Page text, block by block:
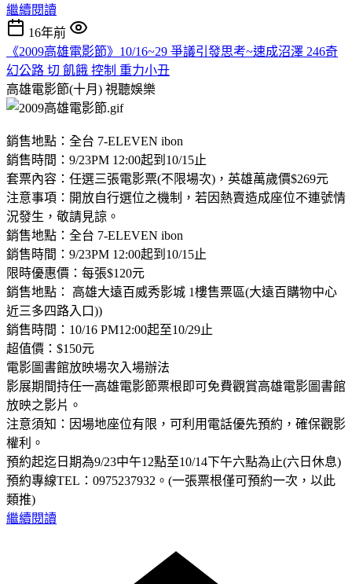
繼續閱讀
16年前
《2009高雄電影節》10/16~29 爭議引發思考~速成沼澤 246奇
幻公路 切 飢餓 控制 重力小丑
高雄電影節(十月) 視聽娛樂
銷售地點：全台 7-ELEVEN ibon
銷售時間：9/23PM 12:00起到10/15止
套票內容：任選三張電影票(不限場次)，英雄萬歲價$269元
注意事項：開放自行選位之機制，若因熱賣造成座位不連號情
況發生，敬請見諒。
銷售地點：全台 7-ELEVEN ibon
銷售時間：9/23PM 12:00起到10/15止
限時優惠價：每張$120元
銷售地點： 高雄大遠百威秀影城 1樓售票區(大遠百購物中心
近三多四路入口))
銷售時間：10/16 PM12:00起至10/29止
超值價：$150元
電影圖書館放映場次入場辦法
影展期間持任一高雄電影節票根即可免費觀賞高雄電影圖書館
放映之影片。
注意須知：因場地座位有限，可利用電話優先預約，確保觀影
權利。
預約起迄日期為9/23中午12點至10/14下午六點為止(六日休息)
預約專線TEL：0975237932。(一張票根僅可預約一次，以此
類推)
繼續閱讀